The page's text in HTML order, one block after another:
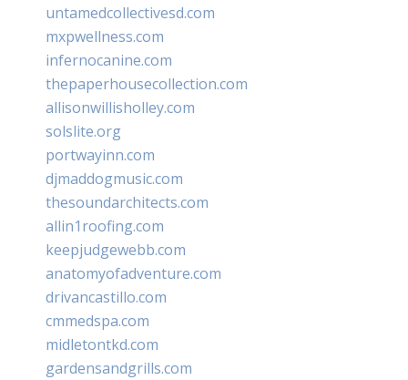
untamedcollectivesd.com
mxpwellness.com
infernocanine.com
thepaperhousecollection.com
allisonwillisholley.com
solslite.org
portwayinn.com
djmaddogmusic.com
thesoundarchitects.com
allin1roofing.com
keepjudgewebb.com
anatomyofadventure.com
drivancastillo.com
cmmedspa.com
midletontkd.com
gardensandgrills.com